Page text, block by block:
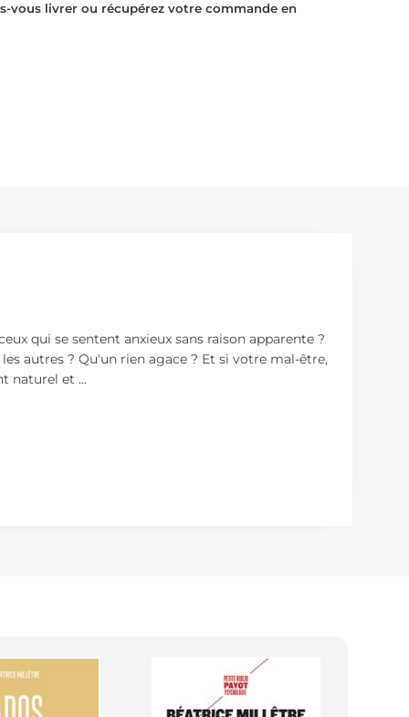
livrer ou récupérez votre commande en
qui se sentent anxieux sans raison apparente ?
autres ? Qu'un rien agace ? Et si votre mal-être,
naturel et...